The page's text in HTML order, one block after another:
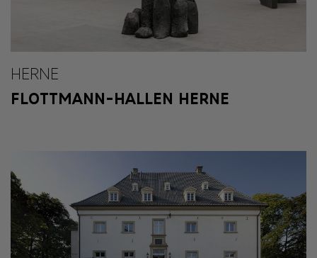
HERNE
FLOTTMANN-HALLEN HERNE